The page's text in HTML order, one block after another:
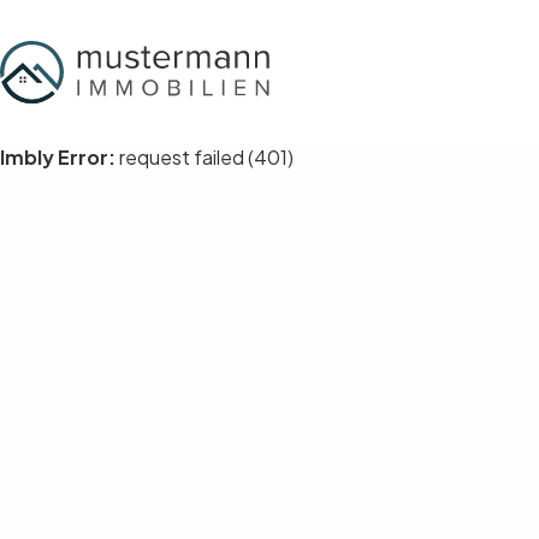
Inhalt
springen
Imbly Error:request failed (401)